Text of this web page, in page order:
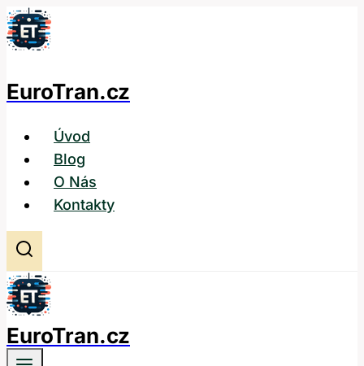
Přeskočit
na
EuroTran.cz
Úvod
Blog
O Nás
Kontakty
EuroTran.cz